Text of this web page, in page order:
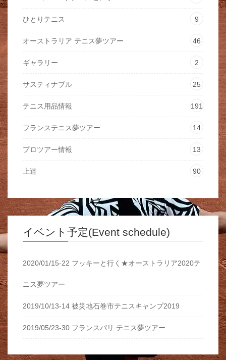
ひとりテニス 9
オーストラリア テニス夢ツアー 46
ギャラリー 2
サスティナブル 25
テニス用品情報 191
フランステニス夢ツアー 14
プロツアー情報 13
上達 90
イベント予定(Event schedule)
2020/01/15-22 フッキーと行く★オーストラリア2020テ
ニス夢ツアー
2019/10/13-14 被災地石巻市テニスキャンプ2019
2019/05/23-30 フランスパリ テニス夢ツアー